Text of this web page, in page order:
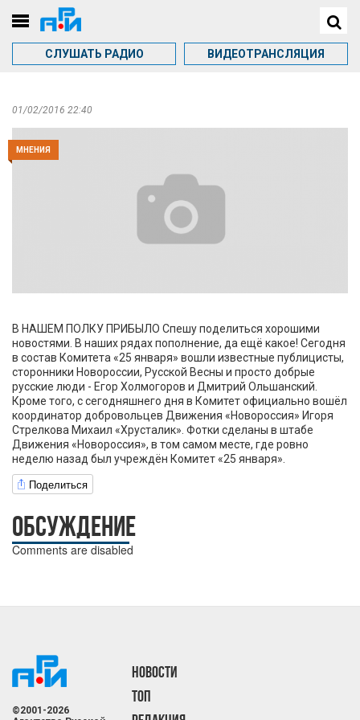
СЛУШАТЬ РАДИО ВИДЕОТРАНСЛЯЦИЯ
01/02/2016 22:40
МНЕНИЯ
В НАШЕМ ПОЛКУ ПРИБЫЛО Спешу поделиться хорошими
новостями. В наших рядах пополнение, да ещё какое! Сегодня
в состав Комитета «25 января» вошли известные публицисты,
сторонники Новороссии, Русской Весны и просто добрые
русские люди - Егор Холмогоров и Дмитрий Ольшанский.
Кроме того, с сегодняшнего дня в Комитет официально вошёл
координатор добровольцев Движения «Новороссия» Игоря
Стрелкова Михаил «Хрусталик». Фотки сделаны в штабе
Движения «Новороссия», в том самом месте, где ровно
неделю назад был учреждён Комитет «25 января».
Поделиться
ОБСУЖДЕНИЕ
Comments are disabled
©2001-2026
НОВОСТИ
ТОП